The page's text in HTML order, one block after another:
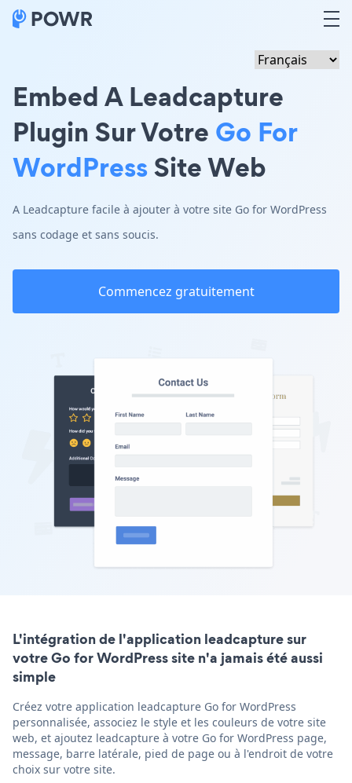
Embed A Leadcapture
Plugin Sur Votre Go For
WordPressSite Web
A Leadcapture facile à ajouter à votre site Go for WordPress
sans codage et sans soucis.
Commencez gratuitement
L'intégration de l'application leadcapture sur
votre Go for WordPress site n'a jamais été aussi
simple
Créez votre application leadcapture Go for WordPress
personnalisée, associez le style et les couleurs de votre site
web, et ajoutez leadcapture à votre Go for WordPress page,
message, barre latérale, pied de page ou à l'endroit de votre
choix sur votre site.